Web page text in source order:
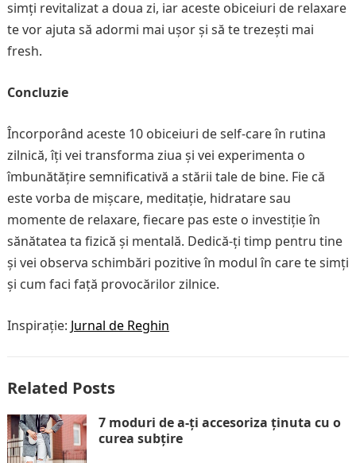
simți revitalizat a doua zi, iar aceste obiceiuri de relaxare
te vor ajuta să adormi mai ușor și să te trezești mai
fresh.
Concluzie
Încorporând aceste 10 obiceiuri de self-care în rutina
zilnică, îți vei transforma ziua și vei experimenta o
îmbunătățire semnificativă a stării tale de bine. Fie că
este vorba de mișcare, meditație, hidratare sau
momente de relaxare, fiecare pas este o investiție în
sănătatea ta fizică și mentală. Dedică-ți timp pentru tine
și vei observa schimbări pozitive în modul în care te simți
și cum faci față provocărilor zilnice.
Inspirație: Jurnal de Reghin
Related Posts
7 moduri de a-ți accesoriza ținuta cu o
curea subțire